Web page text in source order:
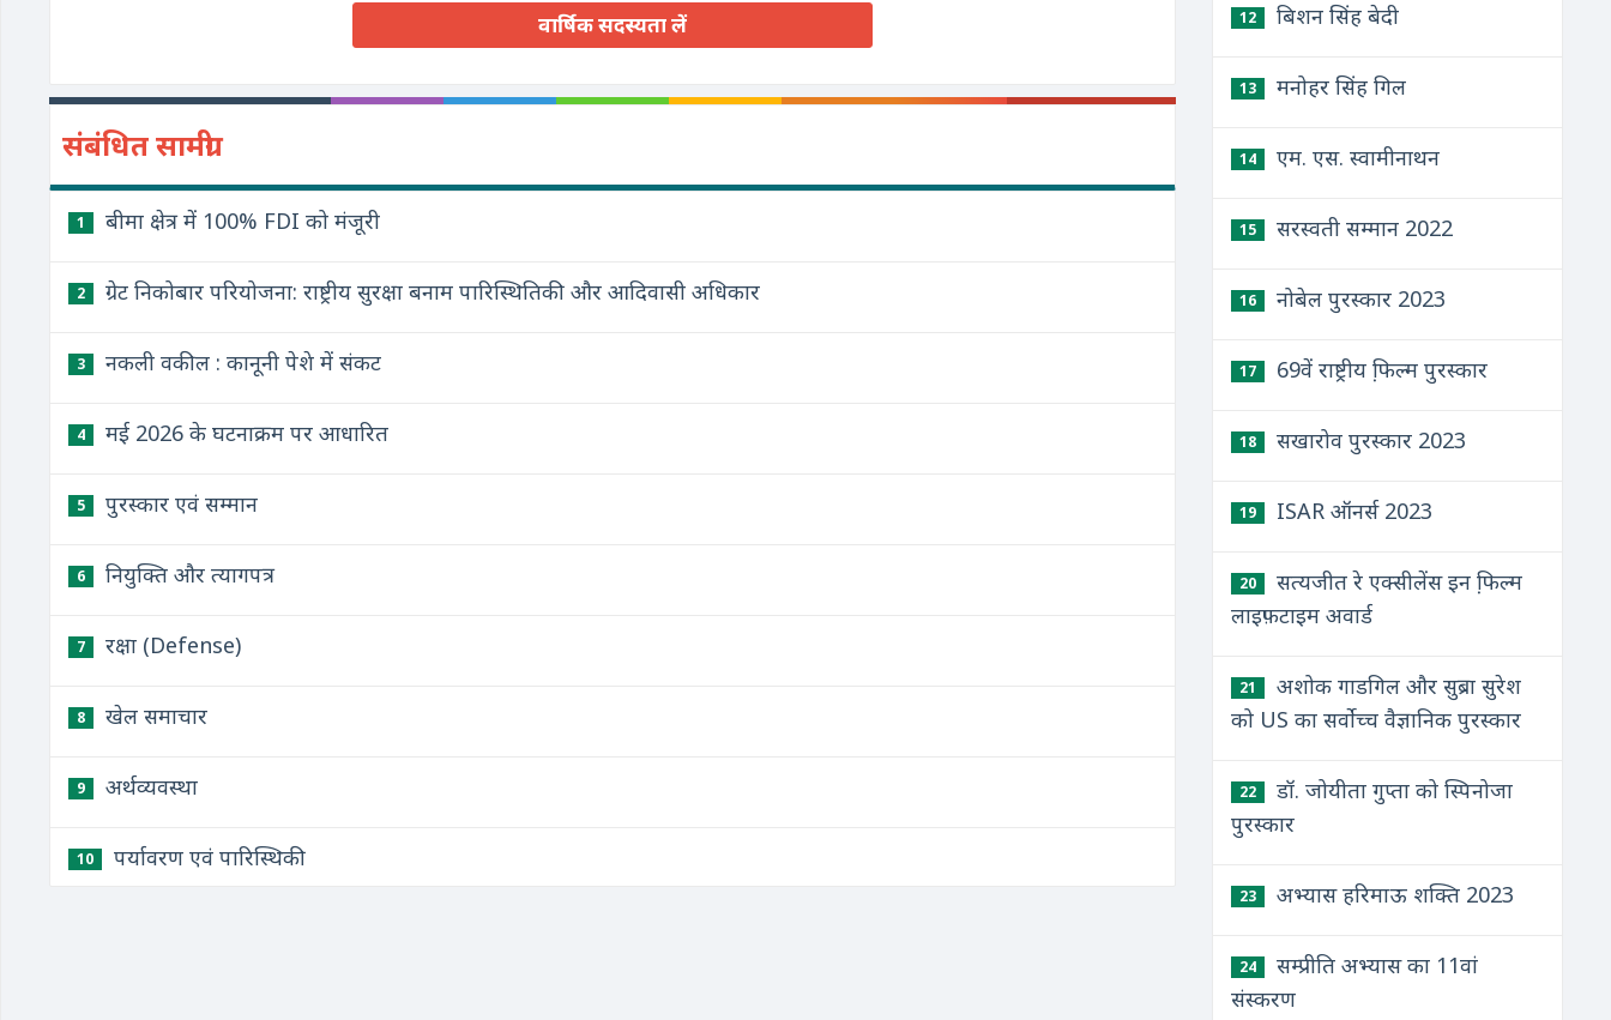
वार्षिक सदस्यता लें
संबंधित सामग्री
1 बीमा क्षेत्र में 100% FDI को मंजूरी
2 ग्रेट निकोबार परियोजना: राष्ट्रीय सुरक्षा बनाम पारिस्थितिकी और आदिवासी अधिकार
3 नकली वकील : कानूनी पेशे में संकट
4 मई 2026 के घटनाक्रम पर आधारित
5 पुरस्कार एवं सम्मान
6 नियुक्ति और त्यागपत्र
7 रक्षा (Defense)
8 खेल समाचार
9 अर्थव्यवस्था
10 पर्यावरण एवं पारिस्थिकी
12 बिशन सिंह बेदी
13 मनोहर सिंह गिल
14 एम. एस. स्वामीनाथन
15 सरस्वती सम्मान 2022
16 नोबेल पुरस्कार 2023
17 69वें राष्ट्रीय फि़ल्म पुरस्कार
18 सखारोव पुरस्कार 2023
19 ISAR ऑनर्स 2023
20
सत्यजीत रे एक्सीलेंस इन फि़ल्म
लाइफ़टाइम अवार्ड
21
अशोक गाडगिल और सुब्रा सुरेश
को US का सर्वोच्च वैज्ञानिक पुरस्कार
22
डॉ. जोयीता गुप्‍ता को स्पिनोजा
पुरस्‍कार
23 अभ्यास हरिमाऊ शक्ति 2023
24
सम्प्रीति अभ्यास का 11वां
संस्करण